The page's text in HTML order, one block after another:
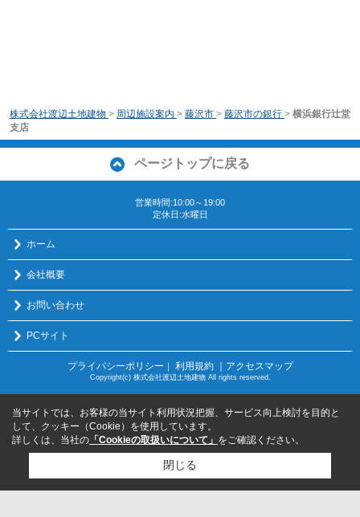
株式会社渡辺土地建物 > 周辺施設案内 > 藤沢市 > 藤沢市の銀行 > 横浜銀行辻堂
支店
ページトップに戻る
営業時間:10:00～19:00
定休日:水曜日
ホーム
会社概要
お問い合わせ
PCサイト
プライバシーポリシー ｜ 利用規約 ｜アクセスマップ
Copyright(c) 株式会社渡辺土地建物 All rights reserved.
当サイトでは、お客様の当サイト利用状況把握、サービス向上検討を目的と
して、クッキー（Cookie）を使用しています。
詳しくは、当社の 「Cookieの取扱いについて」 をご確認ください。
閉じる